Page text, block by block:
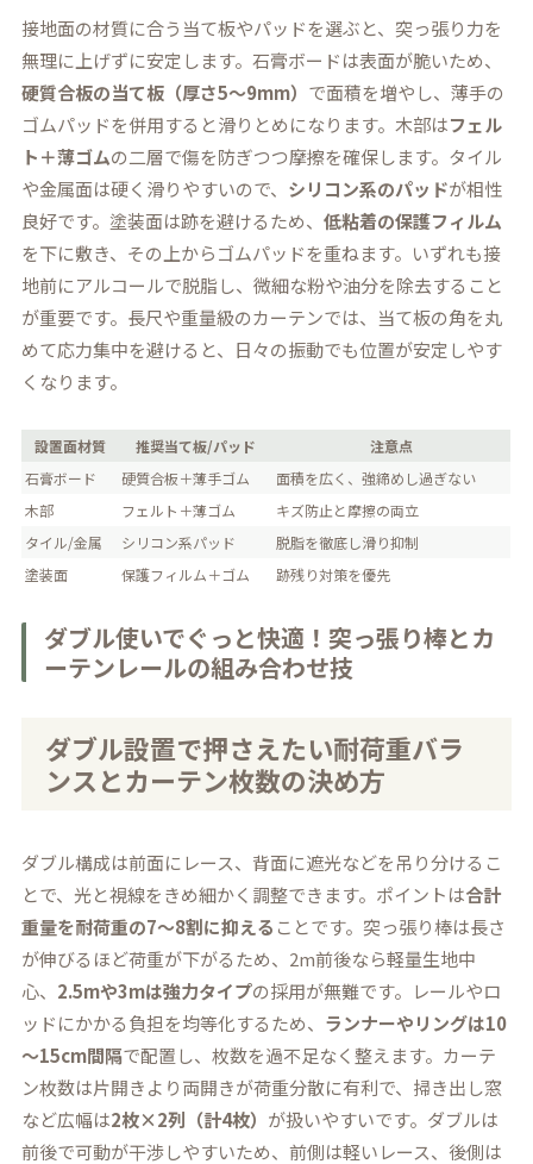
接地面の材質に合う当て板やパッドを選ぶと、突っ張り力を
無理に上げずに安定します。石膏ボードは表面が脆いため、
硬質合板の当て板（厚さ5～9mm） で面積を増やし、薄手の
ゴムパッドを併用すると滑りとめになります。木部はフェル
ト＋薄ゴムの二層で傷を防ぎつつ摩擦を確保します。タイル
や金属面は硬く滑りやすいので、 シリコン系のパッドが相性
良好です。塗装面は跡を避けるため、低粘着の保護フィルム
を下に敷き、その上からゴムパッドを重ねます。いずれも接
地前にアルコールで脱脂し、微細な粉や油分を除去すること
が重要です。長尺や重量級のカーテンでは、当て板の角を丸
めて応力集中を避けると、日々の振動でも位置が安定しやす
くなります。
設置面材質 推奨当て板/パッド
注意点
石膏ボード
硬質合板＋薄手ゴム
面積を広く、強締めし過ぎない
木部
フェルト＋薄ゴム
キズ防止と摩擦の両立
タイル/金属
シリコン系パッド
脱脂を徹底し滑り抑制
塗装面
保護フィルム＋ゴム 跡残り対策を優先
ダブル使いでぐっと快適！突っ張り棒とカ
ーテンレールの組み合わせ技
ダブル設置で押さえたい耐荷重バラ
ンスとカーテン枚数の決め方
ダブル構成は前面にレース、背面に遮光などを吊り分けるこ
とで、光と視線をきめ細かく調整できます。ポイントは合計
重量を耐荷重の7～8割に抑える ことです。突っ張り棒は長さ
が伸びるほど荷重が下がるため、2m前後なら軽量生地中
心、 2.5mや3mは強力タイプの採用が無難です。レールやロ
ッドにかかる負担を均等化するため、 ランナーやリングは10
～15cm間隔で配置し、枚数を過不足なく整えます。カーテ
ン枚数は片開きより両開きが荷重分散に有利で、掃き出し窓
など広幅は2枚×2列（計4枚） が扱いやすいです。ダブルは
前後で可動が干渉しやすいため、前側は軽いレース、後側は